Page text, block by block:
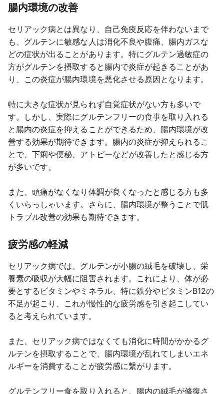
腸内環境の改善
セリアック病とは異なり、自己免疫反応を伴わないまで
も、グルテンに敏感な人は消化不良や腹痛、腸内ガスな
どの症状が出ることがあります。特にグルテン過敏症の
方がグルテンを摂取すると腸内で炎症が起きることがあ
り、この炎症が腸内環境を悪化させる原因となります。
特に大きな症状が見られず自覚症状がない方も多いで
す。しかし、実際にグルテンフリーの食事を取り入れる
と腸内の炎症を抑えることができるため、腸内環境が改
善する効果が期待できます。腸内の炎症が抑えられるこ
とで、下痢や便秘、アトピーなどが改善したと感じる方
が多いです。
また、頭痛がなくなり体調が良くなったと感じる方も多
くいらっしゃいます。さらに、腸内環境が整うことで肌
トラブル改善の効果も期待できます。
疲労感の軽減
セリアック病では、グルテンが小腸の絨毛を破壊し、栄
養素の吸収が大幅に阻害されます。これにより、体が必
要とするビタミンやミネラル、特に鉄分やビタミンB12の
不足が起こり、これが慢性的な疲労感を引き起こしてい
ると考えられています。
また、セリアック病ではなくても消化に時間がかかるグ
ルテンを摂取することで、腸内環境が乱れてしまいエネ
ルギーを消費することが疲労感に繋がります。
グルテンフリー食を取り入れると、腸内の絨毛が修復さ